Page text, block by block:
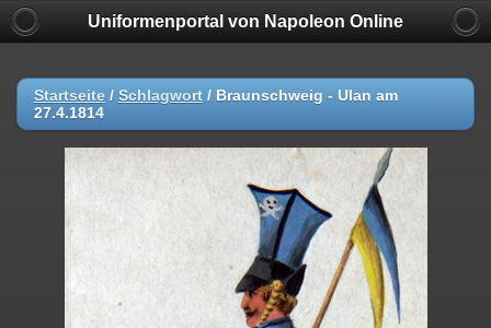
Uniformenportal von Napoleon Online
Startseite / Schlagwort / Braunschweig - Ulan am
27.4.1814